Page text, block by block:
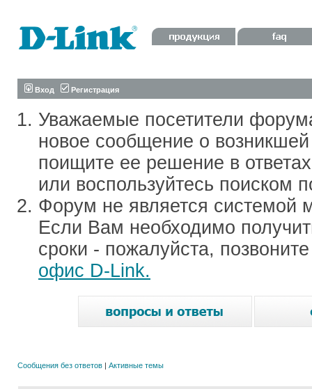
Вход Регистрация
Уважаемые посетители
новое сообщение о
поищите ее решение в
или воспользуйтесь поиском
Форум не является системой
Если Вам необходимо
сроки - пожалуйста,
офис D-Link.
Сообщения без ответов | Активные темы